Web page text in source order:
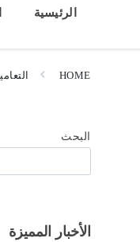
الرئيسية
HOME
البحث
الأخبار المميزة